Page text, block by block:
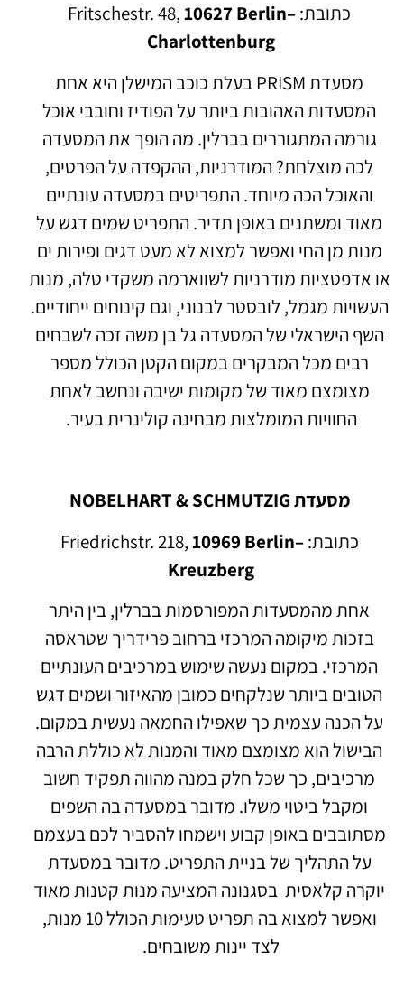
כתובת: Fritschestr. 48,10627 Berlin–
Charlottenburg
מסעדת PRISM בעלת כוכב המישלן היא אחת
המסעדות האהובות ביותר על הפודיז וחובבי אוכל
גורמה המתגוררים בברלין. מה הופך את המסעדה
לכה מוצלחת? המודרניות, ההקפדה על הפרטים,
והאוכל הכה מיוחד. התפריטים במסעדה עונתיים
מאוד ומשתנים באופן תדיר. התפריט שמים דגש על
מנות מן החי ואפשר למצוא לא מעט דגים ופירות ים
או אדפטציות מודרניות לשווארמה משקדי טלה, מנות
העשויות מגמל, לובסטר לבנוני, וגם קינוחים ייחודיים.
השף הישראלי של המסעדה גל בן משה זכה לשבחים
רבים מכל המבקרים במקום הקטן הכולל מספר
מצומצם מאוד של מקומות ישיבה ונחשב לאחת
החוויות המומלצות מבחינה קולינרית בעיר.
מסעדת NOBELHART & SCHMUTZIG
כתובת: Friedrichstr. 218,10969 Berlin–
Kreuzberg
אחת מהמסעדות המפורסמות בברלין, בין היתר
בזכות מיקומה המרכזי ברחוב פרידריך שטראסה
המרכזי. במקום נעשה שימוש במרכיבים העונתיים
הטובים ביותר שנלקחים כמובן מהאיזור ושמים דגש
על הכנה עצמית כך שאפילו החמאה נעשית במקום.
הבישול הוא מצומצם מאוד והמנות לא כוללת הרבה
מרכיבים, כך שכל חלק במנה מהווה תפקיד חשוב
ומקבל ביטוי משלו. מדובר במסעדה בה השפים
מסתובבים באופן קבוע וישמחו להסביר לכם בעצמם
על התהליך של בניית התפריט. מדובר במסעדת
יוקרה קלאסית בסגנונה המציעה מנות קטנות מאוד
ואפשר למצוא בה תפריט טעימות הכולל 10 מנות,
לצד יינות משובחים.